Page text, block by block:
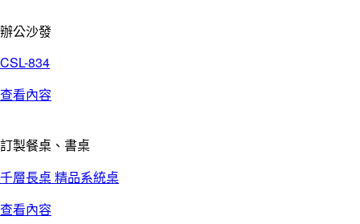
辦公沙發
CSL-834
查看內容
訂製餐桌、書桌
千層長桌 精品系統桌
查看內容